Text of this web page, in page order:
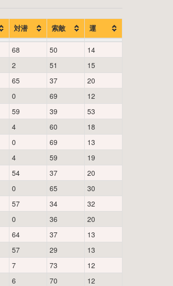
対潜 索敵 運
68 50
14
2 51
15
65 37
20
0 69
12
59 39
53
4 60
18
0 69
13
4 59
19
54 37
20
0 65
30
57 34
32
0 36
20
64 37
13
57 29
13
7 73
12
6 70
12